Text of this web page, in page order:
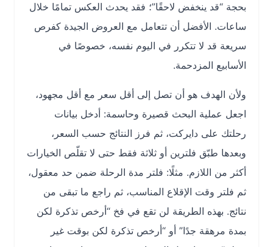
بحجة “قد ينخفض لاحقًا”؛ فقد يحدث العكس تمامًا خلال
ساعات. الأفضل أن تتعامل مع العروض الجيدة كفرص
سريعة قد لا تتكرر في اليوم نفسه، خصوصًا في
الأسابيع المزدحمة.
ولأن الهدف هو أن تصل إلى أقل سعر مع أقل مجهود،
اجعل عملية البحث قصيرة وحاسمة: أدخل بيانات
رحلتك على دايركت، ثم فرز النتائج حسب السعر،
وبعدها طبّق فلترين أو ثلاثة فقط حتى لا تقلّص الخيارات
أكثر من اللازم. مثلًا: فلتر مدة الرحلة ضمن حد معقول،
ثم فلتر وقت الإقلاع المناسب، ثم راجع ما تبقى من
نتائج. بهذه الطريقة لن تقع في فخ “أرخص تذكرة لكن
بمدة مرهقة جدًا” أو “أرخص تذكرة لكن بوقت غير